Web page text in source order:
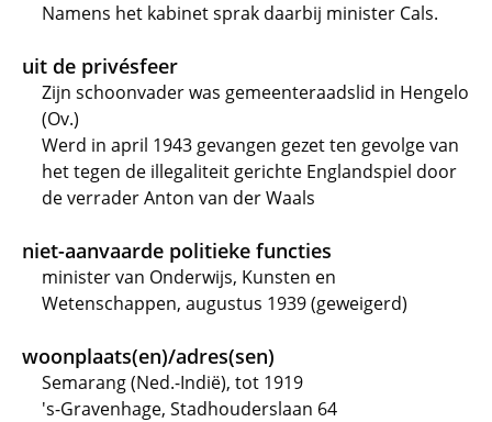
Namens het kabinet sprak daarbij minister Cals.
uit de privésfeer
Zijn schoonvader was gemeenteraadslid in Hengelo
(Ov.)
Werd in april 1943 gevangen gezet ten gevolge van
het tegen de illegaliteit gerichte Englandspiel door
de verrader Anton van der Waals
niet-aanvaarde politieke functies
minister van Onderwijs, Kunsten en
Wetenschappen, augustus 1939 (geweigerd)
woonplaats(en)/adres(sen)
Semarang (Ned.-Indië), tot 1919
's-Gravenhage, Stadhouderslaan 64